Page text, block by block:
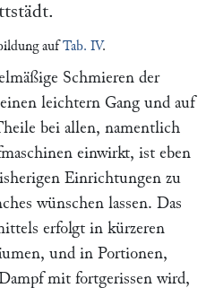
aufTab. IV.
Schmieren der
leichtern Gang und auf
bei allen, namentlich
einwirkt, ist eben
Einrichtungen zu
wünschen lassen. Das
erfolgt in kürzeren
und in Portionen,
mit fortgerissen wird,